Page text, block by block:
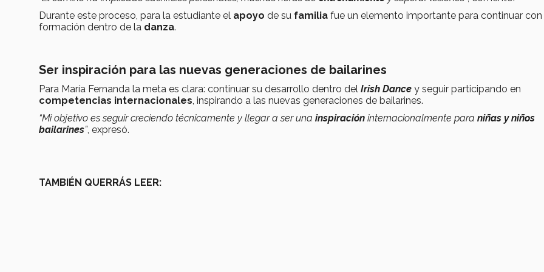
Durante este proceso, para la estudiante el apoyo de su familia fue un elemento importante para continuar con
formación dentro de la danza.
Ser inspiración para las nuevas generaciones de bailarines
Para María Fernanda la meta es clara: continuar su desarrollo dentro del Irish Dance y seguir participando en
competencias internacionales, inspirando a las nuevas generaciones de bailarines.
“Mi objetivo es seguir creciendo técnicamente y llegar a ser una inspiración internacionalmente para niñas y niños
bailarines”, expresó.
TAMBIÉN QUERRÁS LEER: